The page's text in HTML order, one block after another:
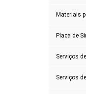
Materiais
Placa de
Serviços
Serviços